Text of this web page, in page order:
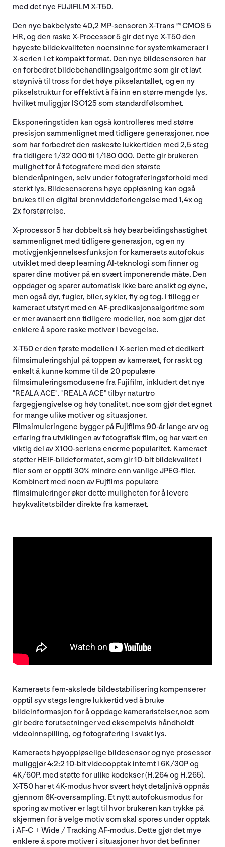
med det nye FUJIFILM X-T50.
Den nye bakbelyste 40,2 MP-sensoren X-Trans™ CMOS 5
HR, og den raske X-Processor 5 gir det nye X-T50 den
høyeste bildekvaliteten noensinne for systemkameraer i
X-serien i et kompakt format. Den nye bildesensoren har
en forbedret bildebehandlingsalgoritme som gir et lavt
støynivå til tross for det høye pikselantallet, og en ny
pikselstruktur for effektivt å få inn en større mengde lys,
hvilket muliggjør ISO125 som standardfølsomhet.
Eksponeringstiden kan også kontrolleres med større
presisjon sammenlignet med tidligere generasjoner, noe
som har forbedret den raskeste lukkertiden med 2,5 steg
fra tidligere 1/32 000 til 1/180 000. Dette gir brukeren
mulighet for å fotografere med den største
blenderåpningen, selv under fotograferingsforhold med
sterkt lys. Bildesensorens høye oppløsning kan også
brukes til en digital brennviddeforlengelse med 1,4x og
2x forstørrelse.
X-processor 5 har dobbelt så høy bearbeidingshastighet
sammenlignet med tidligere generasjon, og en ny
motivgjenkjennelsesfunksjon for kameraets autofokus
utviklet med deep learning AI-teknologi som finner og
sparer dine motiver på en svært imponerende måte. Den
oppdager og sparer automatisk ikke bare ansikt og øyne,
men også dyr, fugler, biler, sykler, fly og tog. I tillegg er
kameraet utstyrt med en AF-predikasjonsalgoritme som
er mer avansert enn tidligere modeller, noe som gjør det
enklere å spore raske motiver i bevegelse.
X-T50 er den første modellen i X-serien med et dedikert
filmsimuleringshjul på toppen av kameraet, for raskt og
enkelt å kunne komme til de 20 populære
filmsimuleringsmodusene fra Fujifilm, inkludert det nye
"REALA ACE". "REALA ACE" tilbyr naturtro
fargegjengivelse og høy tonalitet, noe som gjør det egnet
for mange ulike motiver og situasjoner.
Filmsimuleringene bygger på Fujifilms 90-år lange arv og
erfaring fra utviklingen av fotografisk film, og har vært en
viktig del av X100-seriens enorme popularitet. Kameraet
støtter HEIF-bildeformatet, som gir 10-bit bildekvalitet i
filer som er opptil 30% mindre enn vanlige JPEG-filer.
Kombinert med noen av Fujfilms populære
filmsimuleringer øker dette muligheten for å levere
høykvalitetsbilder direkte fra kameraet.
Kameraets fem-akslede bildestabilisering kompenserer
opptil syv stegs lengre lukkertid ved å bruke
bildeinformasjon for å oppdage kameraristelser,noe som
gir bedre forutsetninger ved eksempelvis håndholdt
videoinnspilling, og fotografering i svakt lys.
Kameraets høyoppløselige bildesensor og nye prosessor
muliggjør 4:2:2 10-bit videoopptak internt i 6K/30P og
4K/60P, med støtte for ulike kodekser (H.264 og H.265).
X-T50 har et 4K-modus hvor svært høyt detaljnivå oppnås
gjennom 6K-oversampling. Et nytt autofokusmodus for
sporing av motiver er lagt til hvor brukeren kan trykke på
skjermen for å velge motiv som skal spores under opptak
i AF-C + Wide / Tracking AF-modus. Dette gjør det mye
enklere å spore motiver i situasjoner hvor det befinner